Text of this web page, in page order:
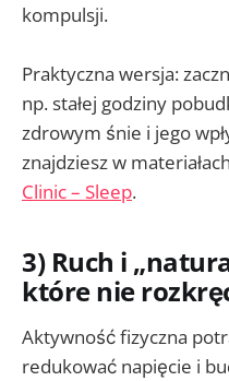
kompulsji.
Praktyczna wersja:
np. stałej godziny
zdrowym śnie i jego
znajdziesz w
Clinic – Sleep.
3) Ruch i
które nie
Aktywność fizyczna
redukować napięcie i